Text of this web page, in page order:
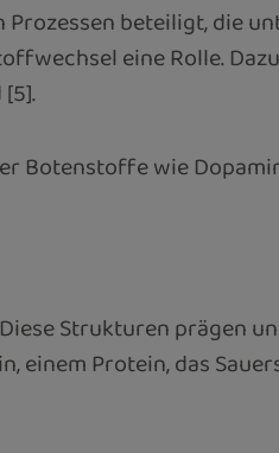
beteiligt, die
eine Rolle.
Botenstoffe wie
Strukturen prägen
einem Protein, das